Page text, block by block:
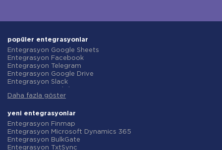
popüler entegrasyonlar
Entegrasyon Google Sheets
Entegrasyon Facebook
Entegrasyon Telegram
Entegrasyon Google Drive
Entegrasyon Slack
Entegrasyon Gmail
Entegrasyon ClickUp
Entegrasyon Airtable
Entegrasyon Google Contacts
Entegrasyon OpenAI (ChatGPT)
Entegrasyon Instagram
Daha fazla göster
yeni entegrasyonlar
Entegrasyon Finmap
Entegrasyon Microsoft Dynamics 365
Entegrasyon BulkGate
Entegrasyon TxtSync